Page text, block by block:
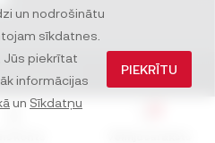
un nodrošinātu
sīkdatnes.
Jūs piekrītat
informācijas
un Sīkdatņu
PIEKRĪTU
reserved